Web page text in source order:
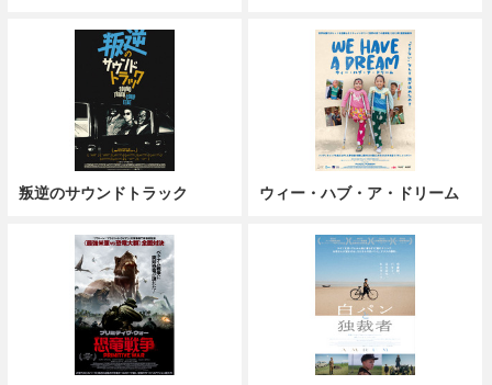
叛逆のサウンドトラック ウィー・ハブ・ア・ドリーム